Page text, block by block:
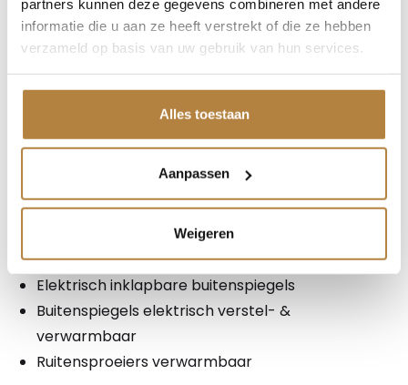
partners kunnen deze gegevens combineren met andere
informatie die u aan ze heeft verstrekt of die ze hebben
verzameld op basis van uw gebruik van hun services.
Alles toestaan
Aanpassen
Weigeren
🔧Exterieur & Styling
Achterspoiler (M-stijl in Saphirschwarz)
LED dagrijverlichting
LED achterlichten
20" lichtmetalen velgen – M Y-spaak Bicolor
Cerium Grau (1N2) met performance banden
Elektrisch inklapbare buitenspiegels
Buitenspiegels elektrisch verstel- &
verwarmbaar
Ruitensproeiers verwarmbaar